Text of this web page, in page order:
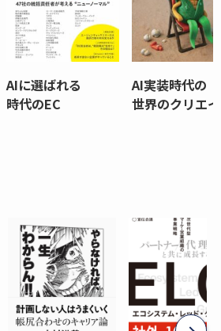
AIに選ばれる
時代のEC
AI実装時代の
世界のクリエ